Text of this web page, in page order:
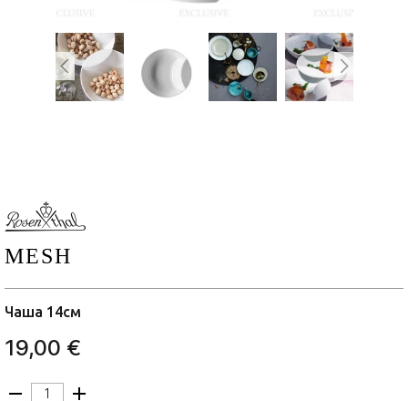
MESH
Чаша 14см
19,00 €